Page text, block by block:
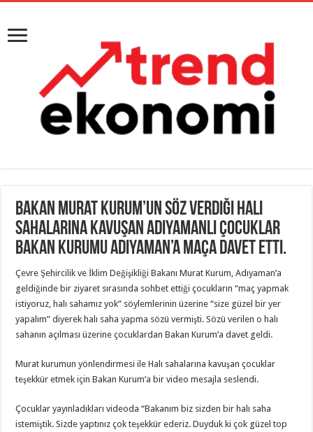
Bakan Murat Kurum’un söz verdiği halı
sahalarına kavuşan Adıyamanlı çocuklar
Bakan Kurumu Adıyaman’a maça davet etti.
Çevre Şehircilik ve İklim Değişikliği Bakanı Murat Kurum, Adıyaman’a
geldiğinde bir ziyaret sırasında sohbet ettiği çocukların “maç yapmak
istiyoruz, halı sahamız yok” söylemlerinin üzerine “size güzel bir yer
yapalım” diyerek halı saha yapma sözü vermişti. Sözü verilen o halı
sahanın açılması üzerine çocuklardan Bakan Kurum’a davet geldi.
Murat kurumun yönlendirmesi ile Halı sahalarına kavuşan çocuklar
teşekkür etmek için Bakan Kurum’a bir video mesajla seslendi.
Çocuklar yayınladıkları videoda “Bakanım biz sizden bir halı saha
istemiştik. Sizde yaptınız çok teşekkür ederiz. Duyduk ki çok güzel top